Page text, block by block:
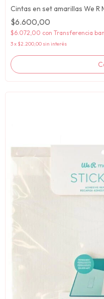
Cintas en set amarillas We R
$6.600,00
$6.072,00 con Transferencia
3x $2.200,00 sin interés